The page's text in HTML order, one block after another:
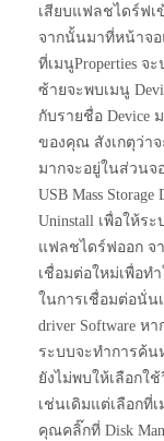
เสียบแฟลชไดร์ฟเ
จากนั้นมาที่หน้าจอ
ที่เมนูProperties
ซ้ายจะพบเมนู
กับรายชื่อ Device
ของคุณ สังเกตุว่า
มากจะอยู่ในส่วนจ
USB Mass
Uninstall เพื่อให้ร
แฟลชไดร์ฟออก จ
เชื่อมต่อใหม่เพื่อท
ในการเชื่อมต่อนั่น
driver Software ห
ระบบจะทำการค้
ยังไม่พบให้เลือกใ
เช่นเดิมแต่เลือกที่
คุณคลิ๊กที่ Disk